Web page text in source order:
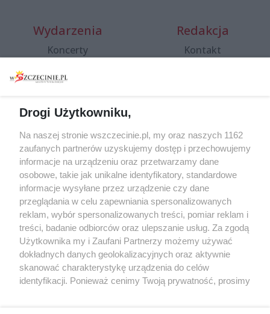
Wydarzenia
Koncerty
Spacery i oprowadzania
targi
Wernisaże
Więcej
Redakcja
Kontakt
Specjalny koncert z okazji
20. urodzin portalu
wSzczecinie.pl
Regulamin konkursów
śniadaniówka "Hej
Szczecin! Jest piątek!"
Partnerzy
Praca Szczecin
Drogi Użytkowniku,
Na naszej stronie wszczecinie.pl, my oraz naszych 1162
zaufanych partnerów uzyskujemy dostęp i przechowujemy
informacje na urządzeniu oraz przetwarzamy dane
osobowe, takie jak unikalne identyfikatory, standardowe
informacje wysyłane przez urządzenie czy dane
przeglądania w celu zapewniania spersonalizowanych
reklam, wybór spersonalizowanych treści, pomiar reklam i
treści, badanie odbiorców oraz ulepszanie usług. Za zgodą
Użytkownika my i Zaufani Partnerzy możemy używać
dokładnych danych geolokalizacyjnych oraz aktywnie
skanować charakterystykę urządzenia do celów
identyfikacji. Ponieważ cenimy Twoją prywatność, prosimy